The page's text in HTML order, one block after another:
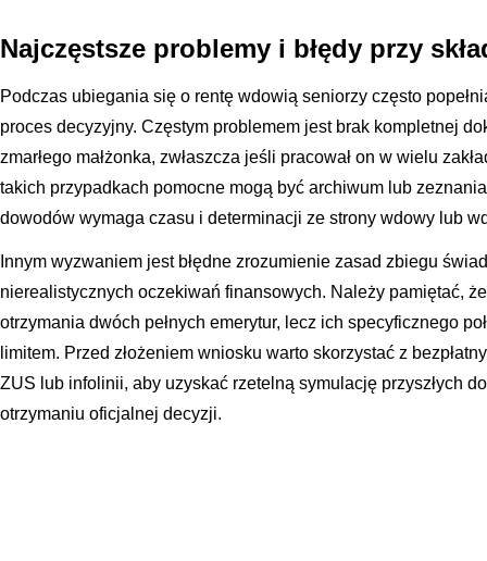
Najczęstsze problemy i błędy przy
Podczas ubiegania się o rentę wdowią seniorzy często
proces decyzyjny. Częstym problemem jest brak kompletnej
zmarłego małżonka, zwłaszcza jeśli pracował on w wielu
takich przypadkach pomocne mogą być archiwum lub
dowodów wymaga czasu i determinacji ze strony wdowy lub
Innym wyzwaniem jest błędne zrozumienie zasad zbiegu
nierealistycznych oczekiwań finansowych. Należy pamiętać,
otrzymania dwóch pełnych emerytur, lecz ich specyficznego
limitem. Przed złożeniem wniosku warto skorzystać z
ZUS lub infolinii, aby uzyskać rzetelną symulację przyszłych
otrzymaniu oficjalnej decyzji.